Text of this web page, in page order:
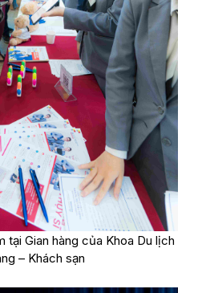
tại Gian hàng của Khoa Du lịch
– Khách sạn